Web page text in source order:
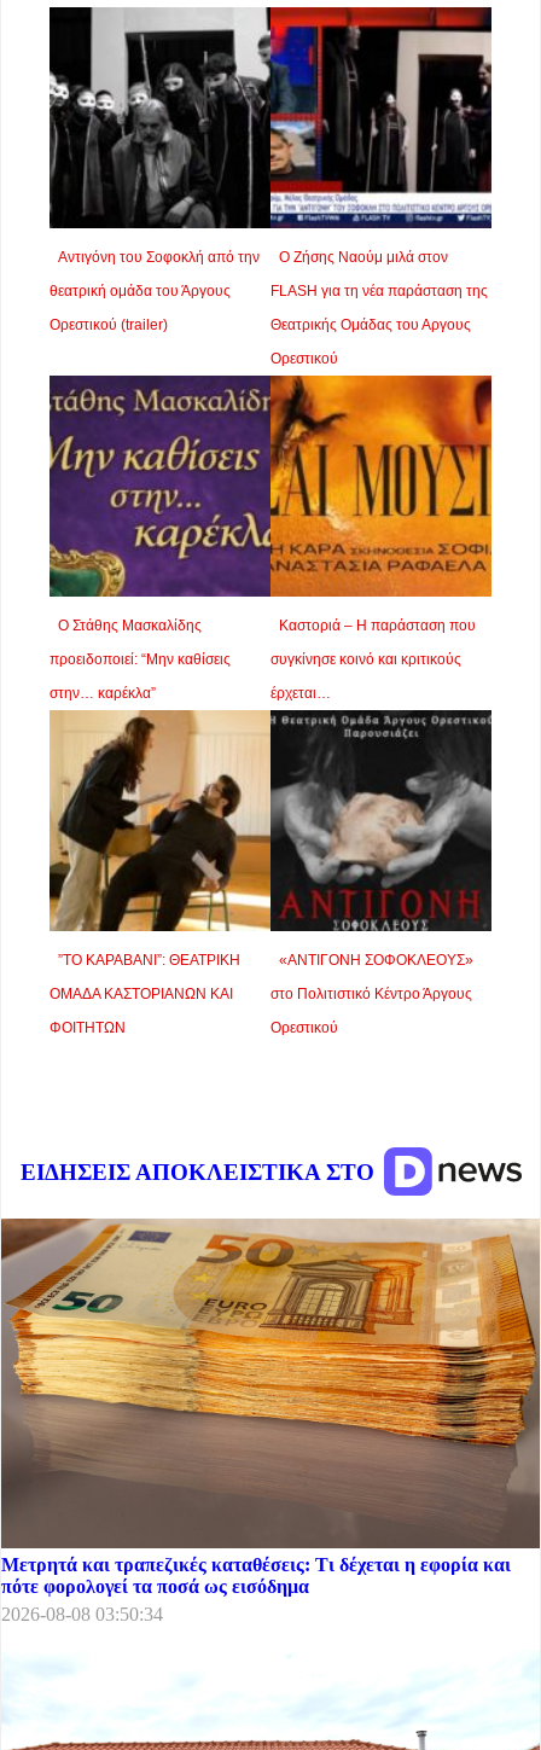
Αντιγόνη του Σοφοκλή από την
θεατρική ομάδα του Άργους
Ορεστικού (trailer)
Ο Ζήσης Ναούμ μιλά στον
FLASH για τη νέα παράσταση της
Θεατρικής Ομάδας του Αργους
Ορεστικού
Ο Στάθης Μασκαλίδης
προειδοποιεί: “Μην καθίσεις
στην… καρέκλα”
Καστοριά – Η παράσταση που
συγκίνησε κοινό και κριτικούς
έρχεται…
”ΤΟ ΚΑΡΑΒΑΝΙ”: ΘΕΑΤΡΙΚΗ
ΟΜΑΔΑ ΚΑΣΤΟΡΙΑΝΩΝ ΚΑΙ
ΦΟΙΤΗΤΩΝ
«ΑΝΤΙΓΟΝΗ ΣΟΦΟΚΛΕΟΥΣ»
στο Πολιτιστικό Κέντρο Άργους
Ορεστικού
ΕΙΔΗΣΕΙΣ ΑΠΟΚΛΕΙΣΤΙΚΑ ΣΤΟ
Μετρητά και τραπεζικές καταθέσεις: Τι δέχεται η εφορία και
πότε φορολογεί τα ποσά ως εισόδημα
2026-08-08 03:50:34